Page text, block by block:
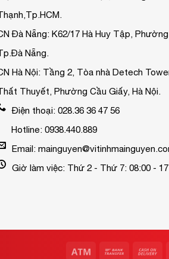
Đà Nẵng: K62/17 Hà Huy Tập,
Nẵng.
Hà Nội: Tầng 2, Tòa nhà Detech
Thuyết, Phường Cầu Giấy, Hà Nội.
Điện thoại: 028.36 36 47 56
Hotline: 0938.440.889
Email:
Giờ làm việc: Thứ 2 - Thứ 7: 08:00 -